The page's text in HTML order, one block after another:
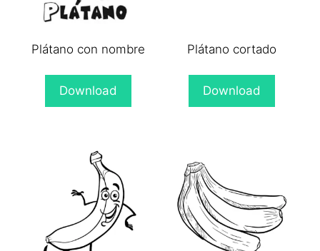
Plátano con nombre
Download
Plátano cortado
Download